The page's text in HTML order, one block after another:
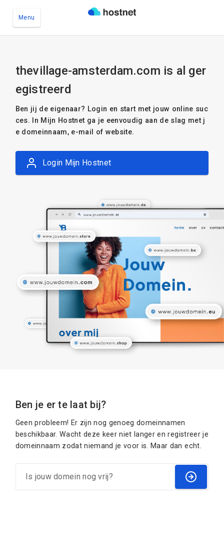
Menu
thevillage-amsterdam.com is al ger
egistreerd
Ben jij de eigenaar? Login en start met jouw online suc
ces. In Mijn Hostnet ga je eenvoudig aan de slag met j
e domeinnaam, e-mail of website.
Login Mijn Hostnet
Ben je er te laat bij?
Geen probleem! Er zijn nog genoeg domeinnamen
beschikbaar. Wacht deze keer niet langer en registreer je
domeinnaam zodat niemand je voor is. Maar dan echt.